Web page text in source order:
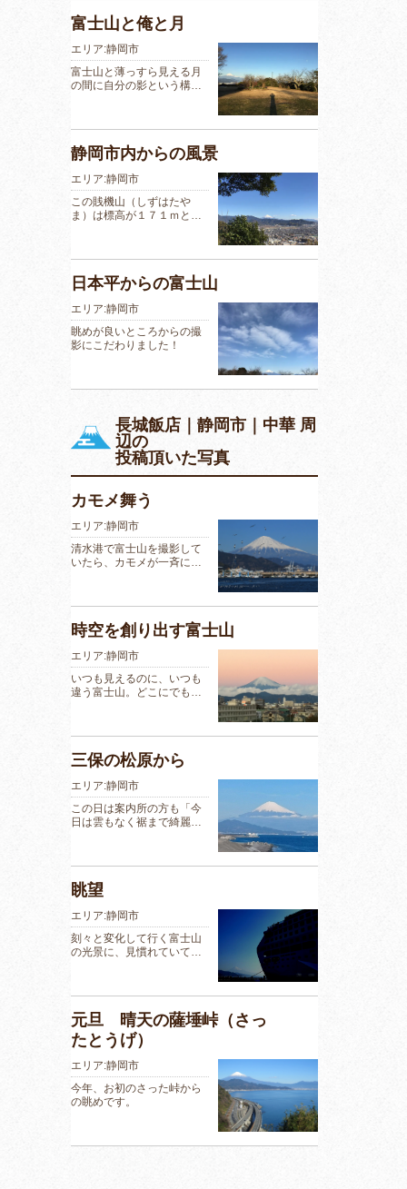
富士山と俺と月
エリア:静岡市
富士山と薄っすら見える月
の間に自分の影という構…
静岡市内からの風景
エリア:静岡市
この賎機山（しずはたや
ま）は標高が１７１ｍと…
日本平からの富士山
エリア:静岡市
眺めが良いところからの撮
影にこだわりました！
長城飯店｜静岡市｜中華 周
辺の
投稿頂いた写真
カモメ舞う
エリア:静岡市
清水港で富士山を撮影して
いたら、カモメが一斉に…
時空を創り出す富士山
エリア:静岡市
いつも見えるのに、いつも
違う富士山。どこにでも…
三保の松原から
エリア:静岡市
この日は案内所の方も「今
日は雲もなく裾まで綺麗…
眺望
エリア:静岡市
刻々と変化して行く富士山
の光景に、見慣れていて…
元旦 晴天の薩埵峠（さっ
たとうげ）
エリア:静岡市
今年、お初のさった峠から
の眺めです。